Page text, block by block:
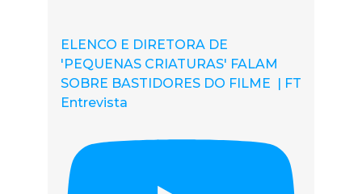
ELENCO E DIRETORA DE
'PEQUENAS CRIATURAS' FALAM
SOBRE BASTIDORES DO FILME | FT
Entrevista